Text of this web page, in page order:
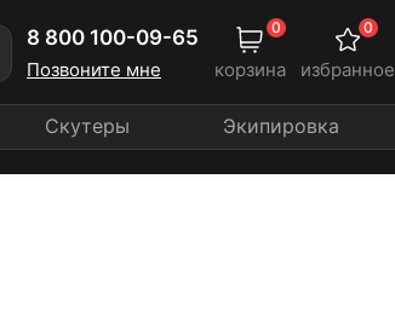
8 800 100-09-65
Позвоните мне корзина
0
избранное
0
Скутеры Экипировка